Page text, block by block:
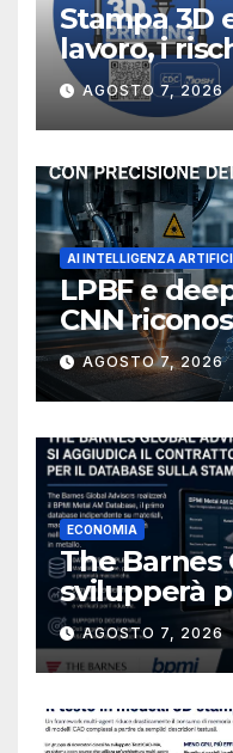
Stampa 3D
lavoro, i
NIOSH
AGOSTO 7, 2026
AI INTELLIGENZA
LPBF e
CNN
del bagno
AGOSTO 7, 2026
ECONOMIA
The Barnes
svilupperà
database
metallica
navale
AGOSTO 7, 2026